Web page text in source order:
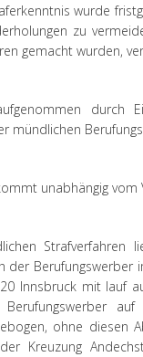
wurde
zu
gemacht wurden,
durch
mündlichen
unabhängig
Strafverfahren
der Berufungswerber
Innsbruck mit lauf
ohne diesen
Kreuzung